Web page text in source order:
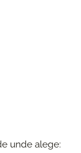
unde alege: